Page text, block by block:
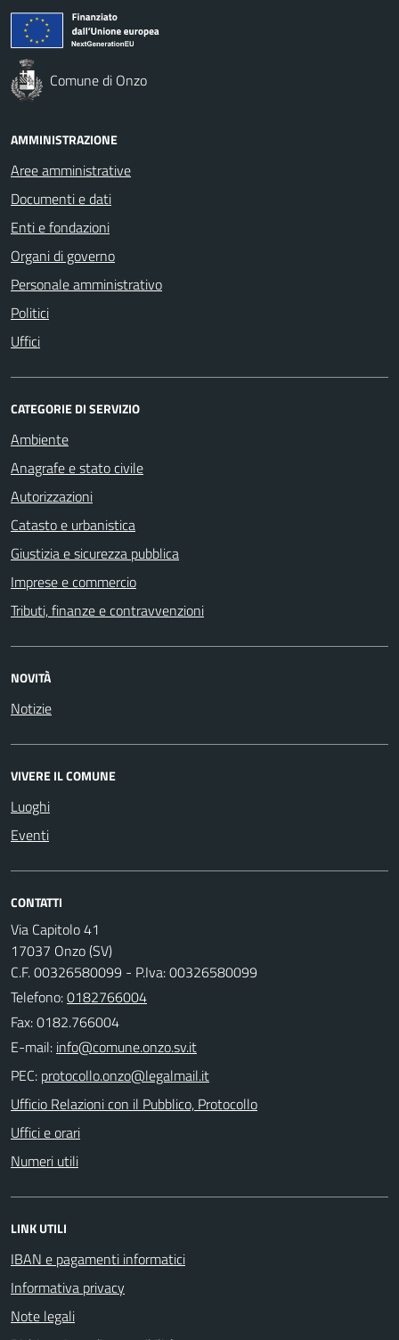
Comune di Onzo
AMMINISTRAZIONE
Aree amministrative
Documenti e dati
Enti e fondazioni
Organi di governo
Personale amministrativo
Politici
Uffici
CATEGORIE DI SERVIZIO
Ambiente
Anagrafe e stato civile
Autorizzazioni
Catasto e urbanistica
Giustizia e sicurezza pubblica
Imprese e commercio
Tributi, finanze e contravvenzioni
NOVITÀ
Notizie
VIVERE IL COMUNE
Luoghi
Eventi
CONTATTI
Via Capitolo 41
17037 Onzo (SV)
C.F. 00326580099 - P.Iva: 00326580099
Telefono:0182766004
Fax: 0182.766004
E-mail:
PEC:
Ufficio Relazioni con il Pubblico, Protocollo
Uffici e orari
Numeri utili
LINK UTILI
IBAN e pagamenti informatici
Informativa privacy
Note legali